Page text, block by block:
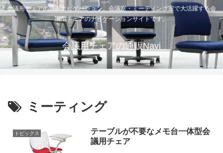
会議用チェアの通販ナビゲーション。会議室・ミーティング室で大活躍する会
議用チェアのナビゲーションサイトです。
会議用チェアの通販Navi
ミーティング
トピックス
テーブルが不要なメモ台一体型会
議用チェア